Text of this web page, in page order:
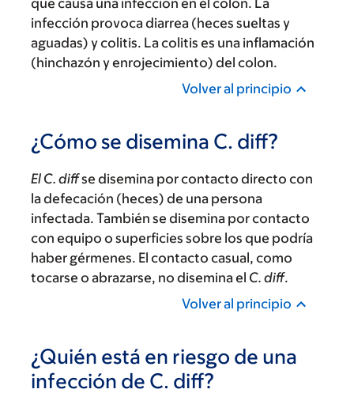
que causa una infección en el colon. La
infección provoca diarrea (heces sueltas y
aguadas) y colitis. La colitis es una inflamación
(hinchazón y enrojecimiento) del colon.
Volver al principio
¿Cómo se disemina C. diff?
El C. diffse disemina por contacto directo con
la defecación (heces) de una persona
infectada. También se disemina por contacto
con equipo o superficies sobre los que podría
haber gérmenes. El contacto casual, como
tocarse o abrazarse, no disemina el C. diff.
Volver al principio
¿Quién está en riesgo de una
infección de C. diff?